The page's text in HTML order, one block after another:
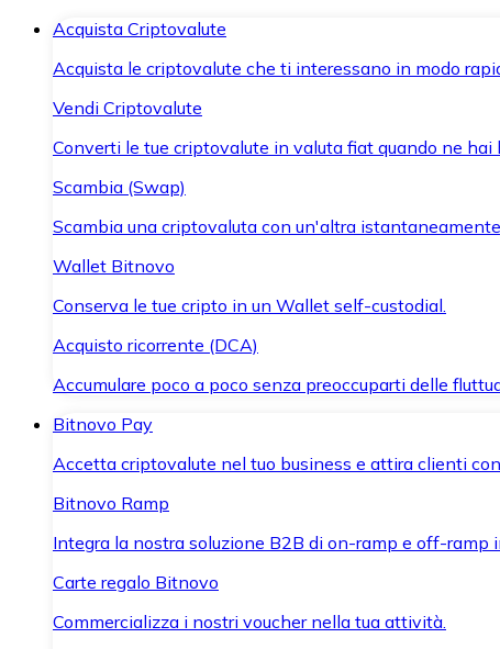
Acquista Criptovalute
Acquista le criptovalute che ti interessano in modo
Vendi Criptovalute
Converti le tue criptovalute in valuta fiat quando ne hai
Scambia (Swap)
Scambia una criptovaluta con un'altra
Wallet Bitnovo
Conserva le tue cripto in un Wallet self-custodial.
Acquisto ricorrente (DCA)
Accumulare poco a poco senza preoccuparti delle
Bitnovo Pay
Accetta criptovalute nel tuo business e attira clienti
Bitnovo Ramp
Integra la nostra soluzione B2B di on-ramp e off-ramp
Carte regalo Bitnovo
Commercializza i nostri voucher nella tua attività.